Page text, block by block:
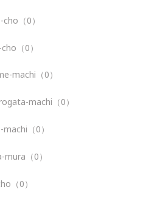
（0）
（0）
machi（0）
machi（0）
（0）
（0）
（0）